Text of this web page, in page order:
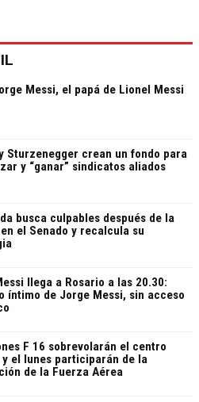
Messi, el papá de Lionel Messi
Sturzenegger crean un fondo para
y “ganar” sindicatos aliados
busca culpables después de la
el Senado y recalcula su
llega a Rosario a las 20.30:
íntimo de Jorge Messi, sin acceso
F 16 sobrevolarán el centro
el lunes participarán de la
de la Fuerza Aérea